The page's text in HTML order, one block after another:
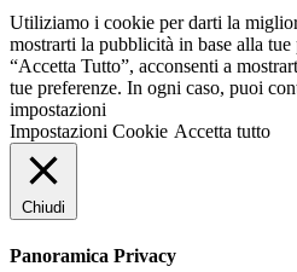
Utiliziamo i cookie per darti la
mostrarti la pubblicità in base alla
“Accetta Tutto”, acconsenti a
tue preferenze. In ogni caso, puoi
impostazioni
Impostazioni Cookie Accetta tutto
Chiudi
Panoramica Privacy